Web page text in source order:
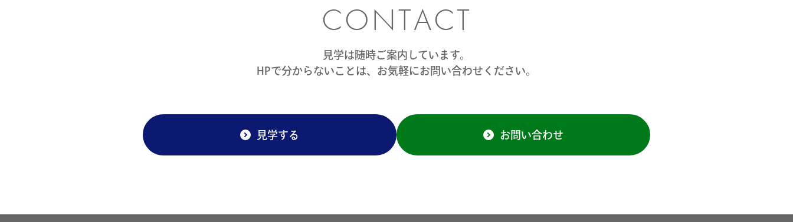
CONTACT
見学は随時ご案内しています。
HPで分からないことは、 お気軽にお問い合わせください。
見学する お問い合わせ